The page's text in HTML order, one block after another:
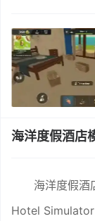
海洋度假酒店
海洋度假酒
Hotel Simulator